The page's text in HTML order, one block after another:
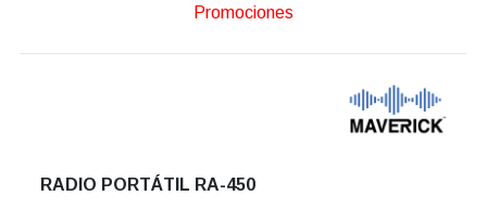
Promociones
RADIO PORTÁTIL RA-450